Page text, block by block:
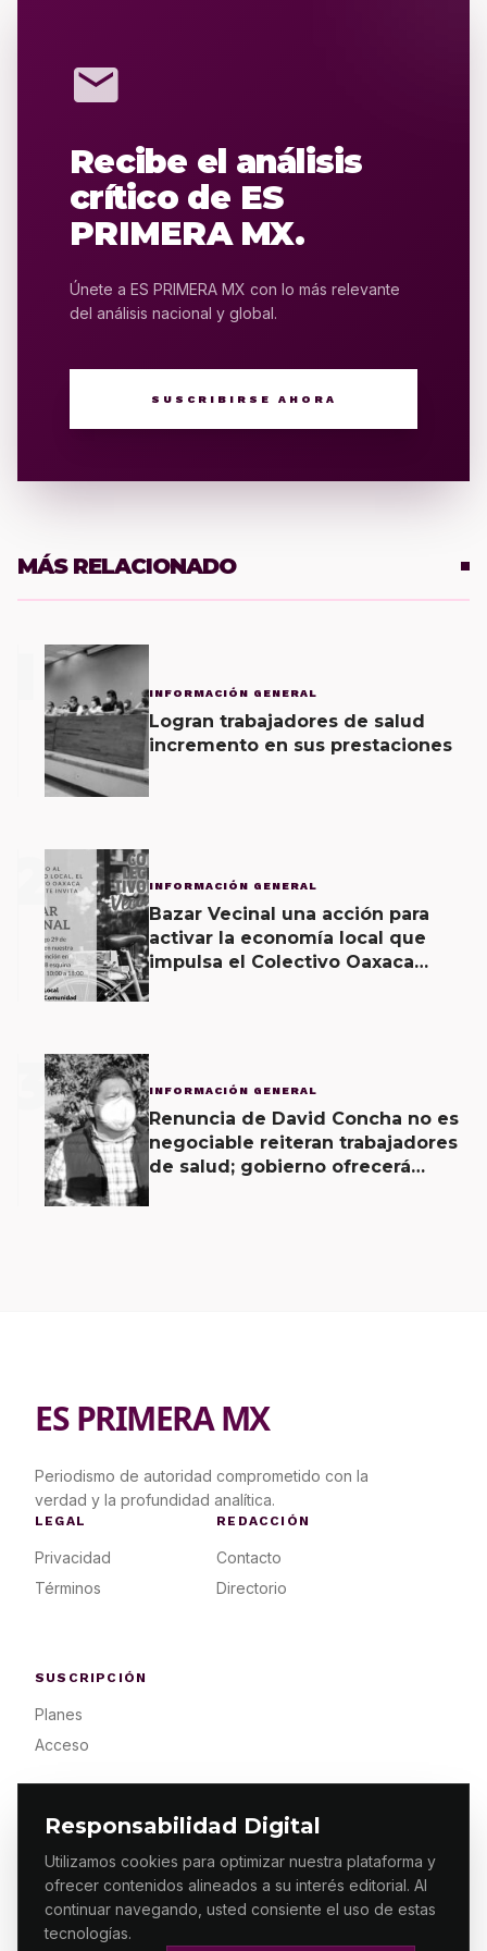
Responsabilidad Digital
Utilizamos cookies para optimizar nuestra plataforma y
ofrecer contenidos alineados a su interés editorial. Al
continuar navegando, usted consiente el uso de estas
tecnologías.
mail
Recibe el análisis
crítico de ES
PRIMERA MX.
Únete a ES PRIMERA MX con lo más relevante
del análisis nacional y global.
SUSCRIBIRSE AHORA
MÁS RELACIONADO
INFORMACIÓN GENERAL
Logran trabajadores de salud
incremento en sus prestaciones
2 INFORMACIÓN GENERAL
Bazar Vecinal una acción para
activar la economía local que
impulsa el Colectivo Oaxaca
3 INFORMACIÓN GENERAL
Renuncia de David Concha no es
negociable reiteran trabajadores
de salud; gobierno ofrecerá
ES PRIMERA MX
Periodismo de autoridad comprometido con la
verdad y la profundidad analítica.
LEGAL
Privacidad
Términos
REDACCIÓN
Contacto
Directorio
SUSCRIPCIÓN
Planes
Acceso
© 2026 ES PRIMERA MX. ALGUNOS DERECHOS
RESERVADOS / DESIGNMAKING.MX